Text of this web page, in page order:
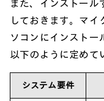
また、インストール
しておきます。マイ
ソコンにインストー
以下のように定めて
システム要件